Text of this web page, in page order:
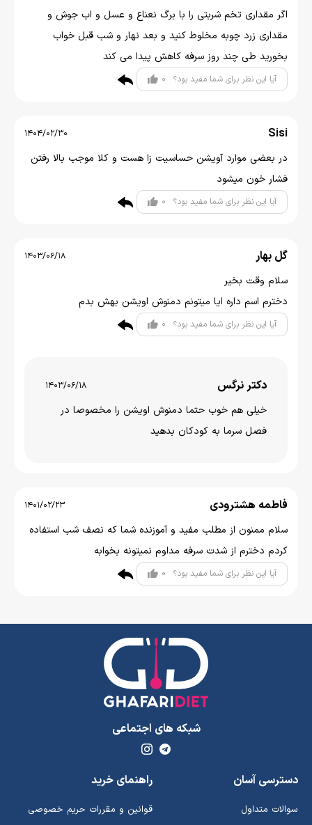
اگر مقداری تخم شربتی را با برگ نعناع و عسل و اب جوش و
مقداری زرد چوبه مخلوط کنید و بعد نهار و شب قبل خواب
بخورید طی چند روز سرفه کاهش پیدا می کند
آیا این نظر برای شما مفید بود؟ 0
Sisi
1404/02/30
در بعضی موارد آویشن حساسیت زا هست و کلا موجب بالا رفتن
فشار خون میشود
آیا این نظر برای شما مفید بود؟ 0
گل بهار 1403/06/18
سلام وقت بخیر
دخترم اسم داره ایا میتونم دمنوش اویشن بهش بدم
آیا این نظر برای شما مفید بود؟ 0
دکتر نرگس 1403/06/18
خیلی هم خوب حتما دمنوش اویشن را مخصوصا در
فصل سرما به کودکان بدهید
فاطمه هشترودی 1401/02/23
سلام ممنون از مطلب مفید و آموزنده شما که نصف شب استفاده
کردم دخترم از شدت سرفه مداوم نمیتونه بخوابه
آیا این نظر برای شما مفید بود؟ 0
شبکه های اجتماعی
دسترسی آسان
سوالات متداول
راهنمای خرید
قوانین و مقررات حریم خصوصی